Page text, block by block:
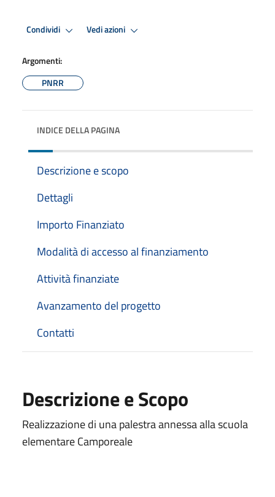
Condividi Vedi azioni
Argomenti:
PNRR
INDICE DELLA PAGINA
Descrizione e scopo
Dettagli
Importo Finanziato
Modalità di accesso al finanziamento
Attività finanziate
Avanzamento del progetto
Contatti
Descrizione e Scopo
Realizzazione di una palestra annessa alla scuola
elementare Camporeale